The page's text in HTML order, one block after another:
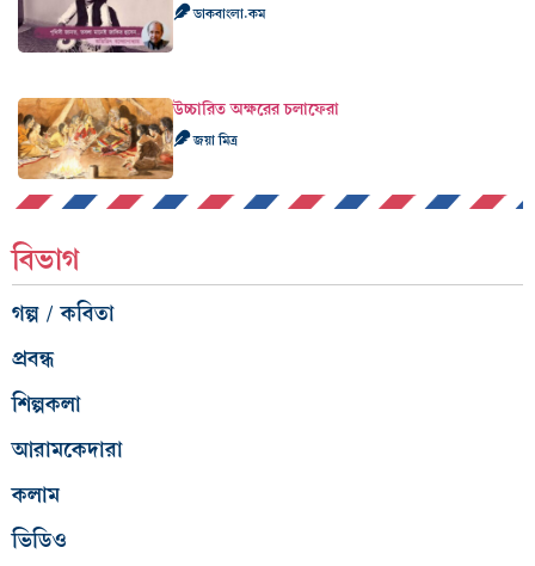
ডাকবাংলা.কম
উচ্চারিত অক্ষরের চলাফেরা
জয়া মিত্র
বিভাগ
গল্প / কবিতা
প্রবন্ধ
শিল্পকলা
আরামকেদারা
কলাম
ভিডিও